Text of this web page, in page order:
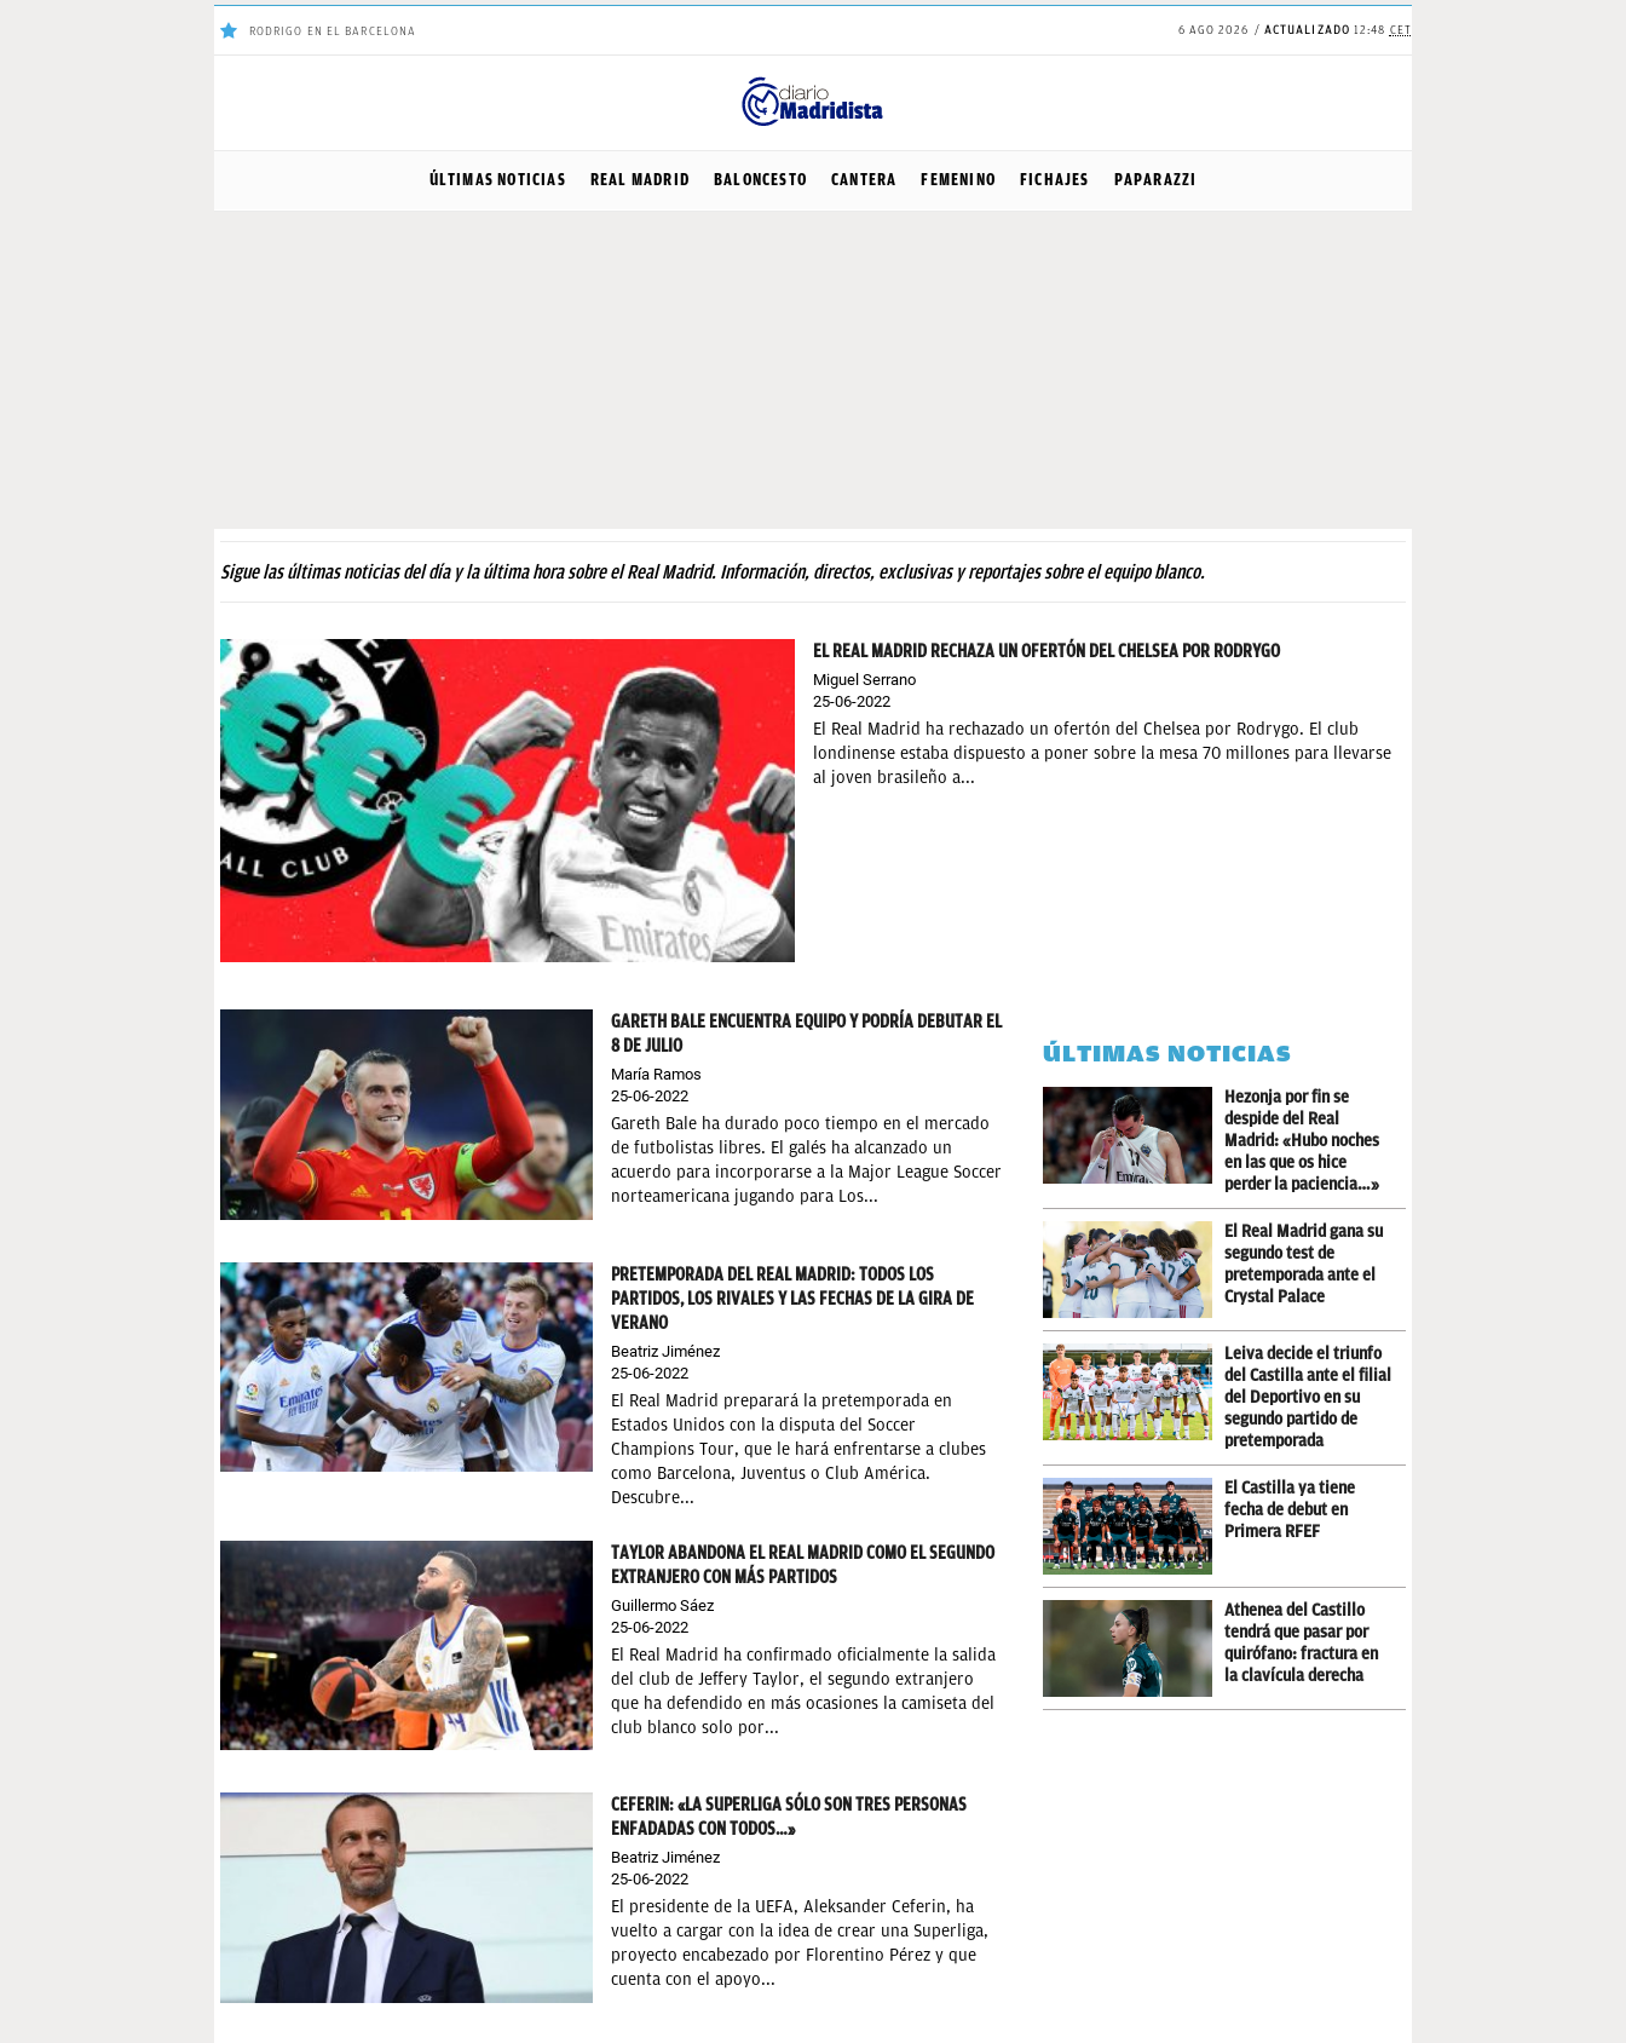
RODRIGO EN EL BARCELONA 6 AGO 2026 ACTUALIZADO 12:48 CET
PAPARAZZI
ÚLTIMAS NOTICIAS REAL MADRID BALONCESTO CANTERA FEMENINO FICHAJES PAPARAZZI
Sigue las últimas noticias del día y la última hora sobre el Real Madrid. Información, directos, exclusivas y reportajes sobre el equipo blanco.
EL REAL MADRID RECHAZA UN OFERTÓN DEL CHELSEA POR RODRYGO
Miguel Serrano
25-06-2022
El Real Madrid ha rechazado un ofertón del Chelsea por Rodrygo. El club
londinense estaba dispuesto a poner sobre la mesa 70 millones para llevarse
al joven brasileño a...
GARETH BALE ENCUENTRA EQUIPO Y PODRÍA DEBUTAR EL
8 DE JULIO
María Ramos
25-06-2022
Gareth Bale ha durado poco tiempo en el mercado
de futbolistas libres. El galés ha alcanzado un
acuerdo para incorporarse a la Major League Soccer
norteamericana jugando para Los...
PRETEMPORADA DEL REAL MADRID: TODOS LOS
PARTIDOS, LOS RIVALES Y LAS FECHAS DE LA GIRA DE
VERANO
Beatriz Jiménez
25-06-2022
El Real Madrid preparará la pretemporada en
Estados Unidos con la disputa del Soccer
Champions Tour, que le hará enfrentarse a clubes
como Barcelona, Juventus o Club América.
Descubre...
TAYLOR ABANDONA EL REAL MADRID COMO EL SEGUNDO
EXTRANJERO CON MÁS PARTIDOS
Guillermo Sáez
25-06-2022
El Real Madrid ha confirmado oficialmente la salida
del club de Jeffery Taylor, el segundo extranjero
que ha defendido en más ocasiones la camiseta del
club blanco solo por...
CEFERIN: «LA SUPERLIGA SÓLO SON TRES PERSONAS
ENFADADAS CON TODOS…»
Beatriz Jiménez
25-06-2022
El presidente de la UEFA, Aleksander Ceferin, ha
vuelto a cargar con la idea de crear una Superliga,
proyecto encabezado por Florentino Pérez y que
cuenta con el apoyo...
ÚLTIMAS NOTICIAS
Hezonja por fin se
despide del Real
Madrid: «Hubo noches
en las que os hice
perder la paciencia…»
El Real Madrid gana su
segundo test de
pretemporada ante el
Crystal Palace
Leiva decide el triunfo
del Castilla ante el filial
del Deportivo en su
segundo partido de
pretemporada
El Castilla ya tiene
fecha de debut en
Primera RFEF
Athenea del Castillo
tendrá que pasar por
quirófano: fractura en
la clavícula derecha